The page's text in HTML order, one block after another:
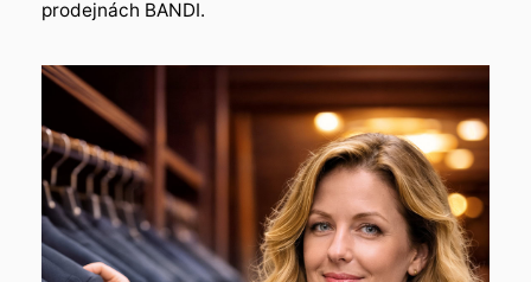
prodejnách BANDI.